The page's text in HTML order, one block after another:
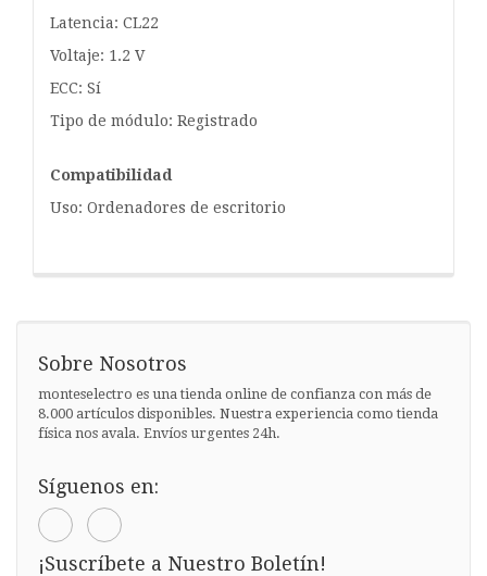
Latencia: CL22
Voltaje: 1.2 V
ECC: Sí
Tipo de módulo: Registrado
Compatibilidad
Uso: Ordenadores de escritorio
Sobre Nosotros
monteselectro es una tienda online de confianza con más de
8.000 artículos disponibles. Nuestra experiencia como tienda
física nos avala. Envíos urgentes 24h.
Síguenos en:
¡Suscríbete a Nuestro Boletín!